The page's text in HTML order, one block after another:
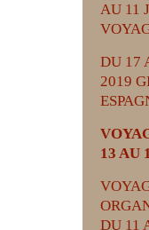
AU 11
DU 17
2019
13 AU
DU 11